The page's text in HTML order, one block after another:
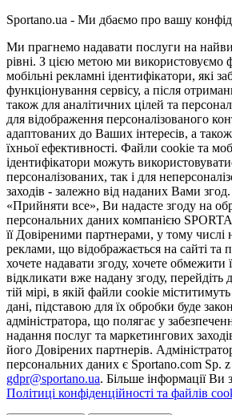
Sportano.ua - Ми дбаємо про вашу
Ми прагнемо надавати послуги на
рівні. З цією метою ми використовуємо
мобільні рекламні ідентифікатори, які
функціонування сервісу, а після
також для аналітичних цілей та
для відображення персоналізованого
адаптованих до Ваших інтересів, а
їхньої ефективності. Файли cookie та
ідентифікатори можуть
персоналізованих, так і для
заходів - залежно від наданих Вами
«Прийняти все», Ви надасте згоду на
персональних даних компанією
її Довіреними партнерами, у тому числі
реклами, що відображається на сайті
хочете надавати згоду, хочете обмежити
відкликати вже надану згоду,
тій мірі, в якій файли cookie
дані, підставою для їх обробки буде
адміністратора, що полягає у
надання послуг та маркетингових
його Довірених партнерів.
персональних даних є Sportano.com Sp.
gdpr@sportano.ua. Більше інформації Ви
Політиці конфіденційності та файлів